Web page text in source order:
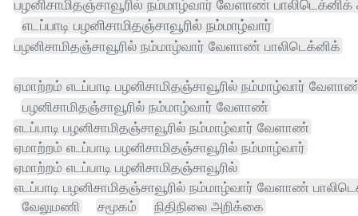
பழனிசாமிதஞ்சாவூரில் நம்மாழ்வார் வேளாண் பாலிடெக்னிக்
எடப்பாடி பழனிசாமிதஞ்சாவூரில் நம்மாழ்வார்
பழனிசாமிதஞ்சாவூரில் நம்மாழ்வார் வேளாண் பாலிடெக்னிக்
ஏமாற்றம் எடப்பாடி பழனிசாமிதஞ்சாவூரில் நம்மாழ்வார்
பழனிசாமிதஞ்சாவூரில் நம்மாழ்வார் வேளாண்
எடப்பாடி பழனிசாமிதஞ்சாவூரில் நம்மாழ்வார் வேளாண்
ஏமாற்றம் எடப்பாடி பழனிசாமிதஞ்சாவூரில் நம்மாழ்வார்
ஏமாற்றம் எடப்பாடி பழனிசாமிதஞ்சாவூரில்
எடப்பாடி பழனிசாமிதஞ்சாவூரில் நம்மாழ்வார் வேளாண்
வேலுமணி சமூகம்
நிதிநிலை அறிக்கை